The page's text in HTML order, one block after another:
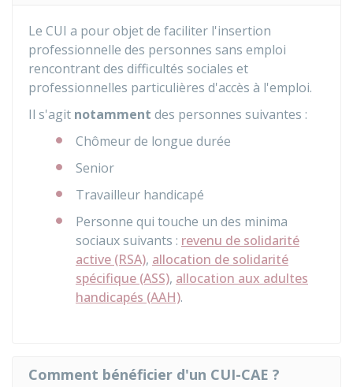
Le CUI a pour objet de faciliter l'insertion
professionnelle des personnes sans emploi
rencontrant des difficultés sociales et
professionnelles particulières d'accès à l'emploi.
Il s'agit notamment des personnes suivantes :
Chômeur de longue durée
Senior
Travailleur handicapé
Personne qui touche un des minima
sociaux suivants : revenu de solidarité
active (RSA), allocation de solidarité
spécifique (ASS), allocation aux adultes
handicapés (AAH).
Comment bénéficier d'un CUI-CAE ?